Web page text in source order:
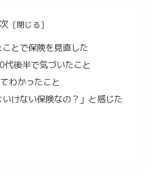
とで保険を見直した
後半で気づいたこと
わかったこと
けない保険なの？」と感じた